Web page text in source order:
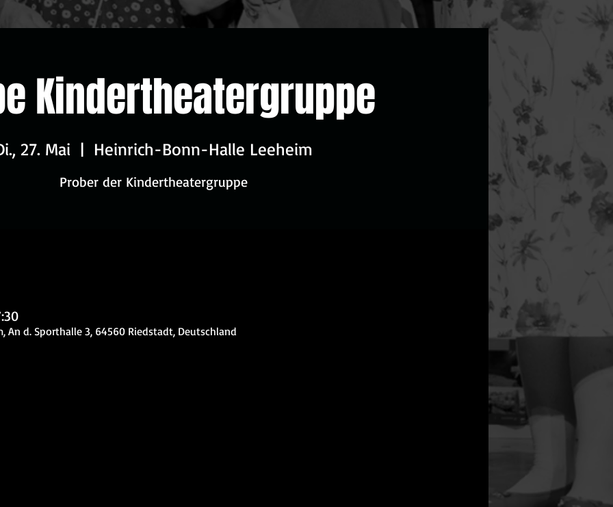
Kindertheatergruppe
27. Mai
  |
Heinrich-Bonn-Halle Leeheim
Prober der Kindertheatergruppe
An d. Sporthalle 3, 64560 Riedstadt, Deutschland